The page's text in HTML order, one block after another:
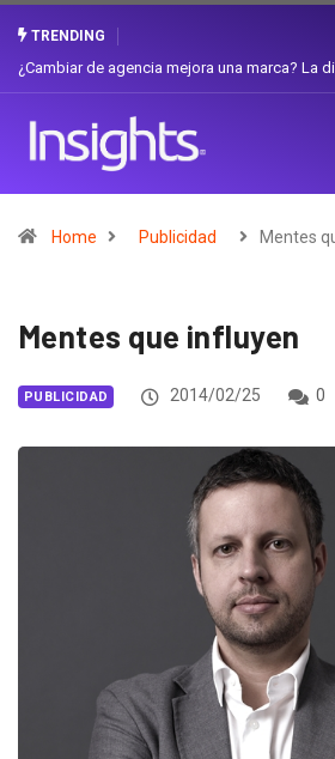
TRENDING
Gabriela Herrera y el arte de cambiarse el
Home Publicidad Mentes
Mentes que influyen
PUBLICIDAD 2014/02/25 0